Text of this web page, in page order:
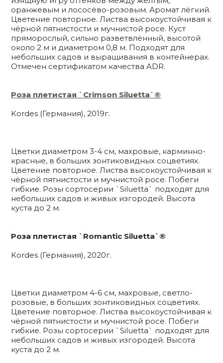
оранжевым и лососёво-розовым. Аромат лёгкий.
Цветение повторное. Листва высокоустойчивая к
чёрной пятнистости и мучнистой росе. Куст
пряморослый, сильно разветвлённый, высотой
около 2 м и диаметром 0,8 м. Подходят для
небольших садов и выращивания в контейнерах.
Отмечен сертификатом качества ADR.
Роза плетистая `Crimson Siluetta`®
Kordes (Германия), 2019г.
Цветки диаметром 3-4 см, махровые, карминно-
красные, в больших зонтиковидных соцветиях.
Цветение повторное. Листва высокоустойчивая к
чёрной пятнистости и мучнистой росе. Побеги
гибкие. Розы сортосерии `Siluetta` подходят для
небольших садов и живых изгородей. Высота
куста до 2 м.
Роза плетистая `Romantic Siluetta`®
Kordes (Германия), 2020г.
Цветки диаметром 4-6 см, махровые, светло-
розовые, в больших зонтиковидных соцветиях.
Цветение повторное. Листва высокоустойчивая к
чёрной пятнистости и мучнистой росе. Побеги
гибкие. Розы сортосерии `Siluetta` подходят для
небольших садов и живых изгородей. Высота
куста до 2 м.